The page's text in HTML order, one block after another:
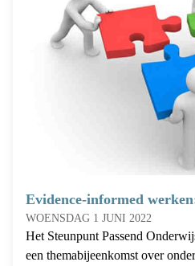
Evidence-informed
WOENSDAG 1 JUNI 2022
Het Steunpunt Passend
een themabijeenkomst over